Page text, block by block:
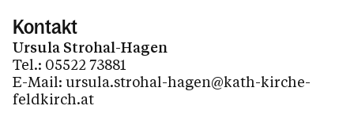
Kontakt
Ursula Strohal-Hagen
Tel.: 05522 73881
E-Mail: ursula.strohal-hagen@kath-kirche-
feldkirch.at